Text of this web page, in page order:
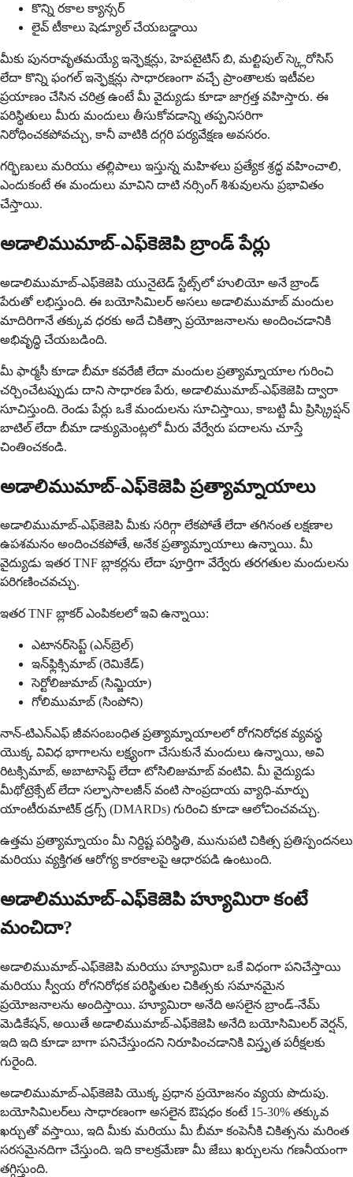
కొన్ని రకాల క్యాన్సర్
లైవ్ టీకాలు షెడ్యూల్ చేయబడ్డాయి
మీకు పునరావృతమయ్యే ఇన్ఫెక్షన్లు, హెపటైటిస్ బి, మల్టిపుల్ స్క్లెరోసిస్
లేదా కొన్ని ఫంగల్ ఇన్ఫెక్షన్లు సాధారణంగా వచ్చే ప్రాంతాలకు ఇటీవల
ప్రయాణం చేసిన చరిత్ర ఉంటే మీ వైద్యుడు కూడా జాగ్రత్త వహిస్తారు. ఈ
పరిస్థితులు మీరు మందులు తీసుకోవడాన్ని తప్పనిసరిగా
నిరోధించకపోవచ్చు, కానీ వాటికి దగ్గరి పర్యవేక్షణ అవసరం.
గర్భిణులు మరియు తల్లిపాలు ఇస్తున్న మహిళలు ప్రత్యేక శ్రద్ధ వహించాలి,
ఎందుకంటే ఈ మందులు మావిని దాటి నర్సింగ్ శిశువులను ప్రభావితం
చేస్తాయి.
అడాలిముమాబ్-ఎఫ్‌కెజెపి బ్రాండ్ పేర్లు
అడాలిముమాబ్-ఎఫ్‌కెజెపి యునైటెడ్ స్టేట్స్‌లో హులియో అనే బ్రాండ్
పేరుతో లభిస్తుంది. ఈ బయోసిమిలర్ అసలు అడాలిముమాబ్ మందుల
మాదిరిగానే తక్కువ ధరకు అదే చికిత్సా ప్రయోజనాలను అందించడానికి
అభివృద్ధి చేయబడింది.
మీ ఫార్మసీ కూడా బీమా కవరేజీ లేదా మందుల ప్రత్యామ్నాయాల గురించి
చర్చించేటప్పుడు దాని సాధారణ పేరు, అడాలిముమాబ్-ఎఫ్‌కెజెపి ద్వారా
సూచిస్తుంది. రెండు పేర్లు ఒకే మందులను సూచిస్తాయి, కాబట్టి మీ ప్రిస్క్రిప్షన్
బాటిల్ లేదా బీమా డాక్యుమెంట్లలో మీరు వేర్వేరు పదాలను చూస్తే
చింతించకండి.
అడాలిముమాబ్-ఎఫ్‌కెజెపి ప్రత్యామ్నాయాలు
అడాలిముమాబ్-ఎఫ్‌కెజెపి మీకు సరిగ్గా లేకపోతే లేదా తగినంత లక్షణాల
ఉపశమనం అందించకపోతే, అనేక ప్రత్యామ్నాయాలు ఉన్నాయి. మీ
వైద్యుడు ఇతర TNF బ్లాకర్లను లేదా పూర్తిగా వేర్వేరు తరగతుల మందులను
పరిగణించవచ్చు.
ఇతర TNF బ్లాకర్ ఎంపికలలో ఇవి ఉన్నాయి:
ఎటానర్‌సెప్ట్ (ఎన్‌బ్రెల్)
ఇన్‌ఫ్లిక్సిమాబ్ (రెమికేడ్)
సెర్టోలిజుమాబ్ (సిమ్జియా)
గోలిముమాబ్ (సింపోని)
నాన్-టిఎన్‌ఎఫ్ జీవసంబంధిత ప్రత్యామ్నాయాలలో రోగనిరోధక వ్యవస్థ
యొక్క వివిధ భాగాలను లక్ష్యంగా చేసుకునే మందులు ఉన్నాయి, అవి
రిటక్సిమాబ్, అబాటాసెప్ట్ లేదా టోసిలిజుమాబ్ వంటివి. మీ వైద్యుడు
మీథోట్రెక్సేట్ లేదా సల్ఫాసాలజీన్ వంటి సాంప్రదాయ వ్యాధి-మార్పు
యాంటీరుమాటిక్ డ్రగ్స్ (DMARDs) గురించి కూడా ఆలోచించవచ్చు.
ఉత్తమ ప్రత్యామ్నాయం మీ నిర్దిష్ట పరిస్థితి, మునుపటి చికిత్స ప్రతిస్పందనలు
మరియు వ్యక్తిగత ఆరోగ్య కారకాలపై ఆధారపడి ఉంటుంది.
అడాలిముమాబ్-ఎఫ్‌కెజెపి హ్యూమిరా కంటే
మంచిదా?
అడాలిముమాబ్-ఎఫ్‌కెజెపి మరియు హ్యూమిరా ఒకే విధంగా పనిచేస్తాయి
మరియు స్వీయ రోగనిరోధక పరిస్థితుల చికిత్సకు సమానమైన
ప్రయోజనాలను అందిస్తాయి. హ్యూమిరా అనేది అసలైన బ్రాండ్-నేమ్
మెడికేషన్, అయితే అడాలిముమాబ్-ఎఫ్‌కెజెపి అనేది బయోసిమిలర్ వెర్షన్,
ఇది ఇది కూడా బాగా పనిచేస్తుందని నిరూపించడానికి విస్తృత పరీక్షలకు
గురైంది.
అడాలిముమాబ్-ఎఫ్‌కెజెపి యొక్క ప్రధాన ప్రయోజనం వ్యయ పొదుపు.
బయోసిమిలర్‌లు సాధారణంగా అసలైన ఔషధం కంటే 15-30% తక్కువ
ఖర్చుతో వస్తాయి, ఇది మీకు మరియు మీ బీమా కంపెనీకి చికిత్సను మరింత
సరసమైనదిగా చేస్తుంది. ఇది కాలక్రమేణా మీ జేబు ఖర్చులను గణనీయంగా
తగ్గిస్తుంది.